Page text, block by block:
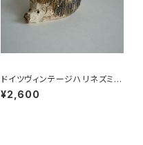
ドイツヴィンテージハリネズミの
小皿a
¥2,600